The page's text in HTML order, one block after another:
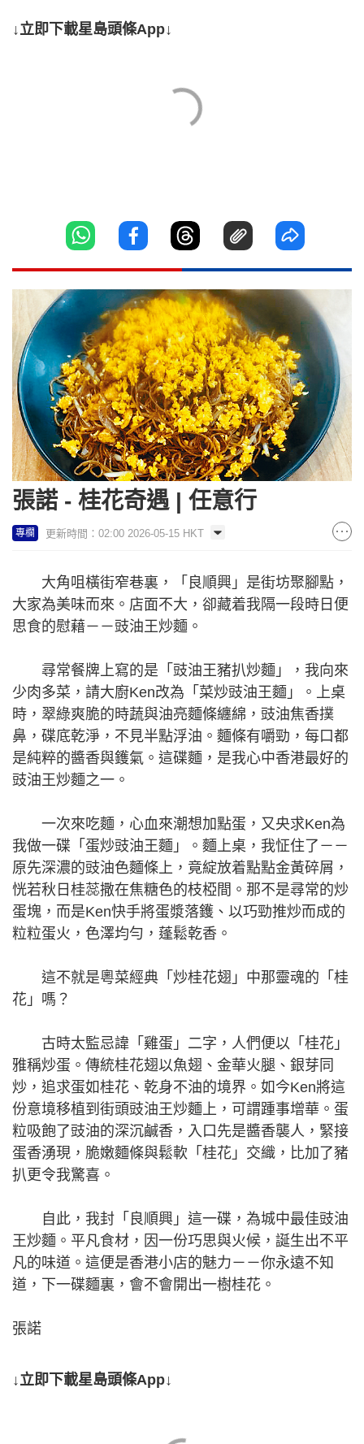
↓立即下載星島頭條App↓
張諾 - 桂花奇遇 | 任意行
專欄 更新時間：02:00 2026-05-15 HKT
大角咀橫街窄巷裏，「良順興」是街坊聚腳點，
大家為美味而來。店面不大，卻藏着我隔一段時日便
思食的慰藉－－豉油王炒麵。
尋常餐牌上寫的是「豉油王豬扒炒麵」，我向來
少肉多菜，請大廚Ken改為「菜炒豉油王麵」。上桌
時，翠綠爽脆的時蔬與油亮麵條纏綿，豉油焦香撲
鼻，碟底乾淨，不見半點浮油。麵條有嚼勁，每口都
是純粹的醬香與鑊氣。這碟麵，是我心中香港最好的
豉油王炒麵之一。
一次來吃麵，心血來潮想加點蛋，又央求Ken為
我做一碟「蛋炒豉油王麵」。麵上桌，我怔住了－－
原先深濃的豉油色麵條上，竟綻放着點點金黃碎屑，
恍若秋日桂蕊撒在焦糖色的枝椏間。那不是尋常的炒
蛋塊，而是Ken快手將蛋漿落鑊、以巧勁推炒而成的
粒粒蛋火，色澤均勻，蓬鬆乾香。
這不就是粵菜經典「炒桂花翅」中那靈魂的「桂
花」嗎？
古時太監忌諱「雞蛋」二字，人們便以「桂花」
雅稱炒蛋。傳統桂花翅以魚翅、金華火腿、銀芽同
炒，追求蛋如桂花、乾身不油的境界。如今Ken將這
份意境移植到街頭豉油王炒麵上，可謂踵事增華。蛋
粒吸飽了豉油的深沉鹹香，入口先是醬香襲人，緊接
蛋香湧現，脆嫩麵條與鬆軟「桂花」交織，比加了豬
扒更令我驚喜。
自此，我封「良順興」這一碟，為城中最佳豉油
王炒麵。平凡食材，因一份巧思與火候，誕生出不平
凡的味道。這便是香港小店的魅力－－你永遠不知
道，下一碟麵裏，會不會開出一樹桂花。
張諾
↓立即下載星島頭條App↓